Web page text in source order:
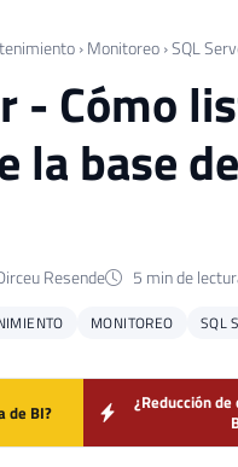
› Monitoreo ›SQL
- Cómo
la base
Resende 5 min de
MONITOREO SQL
de BI?
¿Reducción